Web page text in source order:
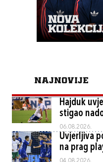
NAJNOVIJE
Hajduk
stigao
06.08.2026.
Uvjerljiva
na prag